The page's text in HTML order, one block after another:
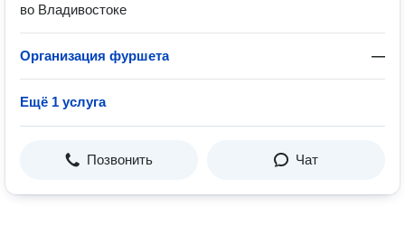
во Владивостоке
Организация фуршета —
Ещё 1 услуга
Позвонить Чат